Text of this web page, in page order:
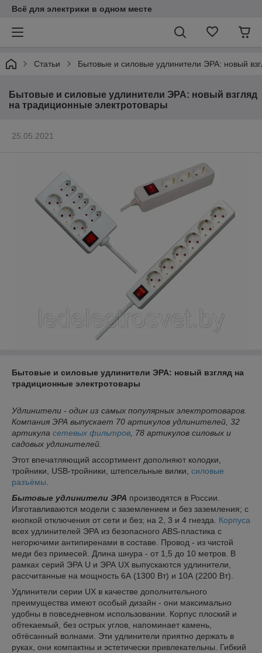
Всё для электрики в одном месте
Статьи Бытовые и силовые удлинители ЭРА: новый
Бытовые и силовые удлинители ЭРА: новый взгляд
на традиционные электротовары
25.05.2021
Бытовые и силовые удлинители ЭРА: новый взгляд на
традиционные электротовары
Удлинители - один из самых популярных электротоваров.
Компания ЭРА выпускает 70 артикулов удлинителей, 32
артикула сетевых фильтров , 78 артикулов силовых и
садовых удлинителей.
Этот впечатляющий ассортимент дополняют колодки,
тройники, USB-тройники, штепсельные вилки, силовые
разъёмы
Бытовые удлинители ЭРА производятся в России.
Изготавливаются модели с заземлением и без заземления; с
кнопкой отключения от сети и без; на 2, 3 и 4 гнезда. Корпуса
всех удлинителей ЭРА из безопасного ABS-пластика с
негорючими антипиренами в составе. Провод - из чистой
меди без примесей. Длина шнура - от 1,5 до 10 метров. В
рамках серий ЭРА U и ЭРА UX выпускаются удлинители,
рассчитанные на мощность 6А (1300 Вт) и 10А (2200 Вт).
Удлинители серии UX в качестве дополнительного
преимущества имеют особый дизайн - они максимально
удобны в повседневном использовании. Корпус плоский и
обтекаемый, без острых углов, напоминает камень,
обтёсанный волнами. Эти удлинители приятно держать в
руках, они компактны и эстетически привлекательны. Гибкий